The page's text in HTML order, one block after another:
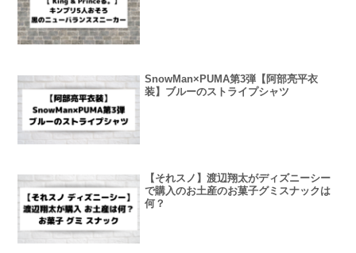
SnowMan×PUMA第3弾【阿部亮平衣
装】ブルーのストライプシャツ
【それスノ】渡辺翔太がディズニーシー
で購入のお土産のお菓子グミスナックは
何？